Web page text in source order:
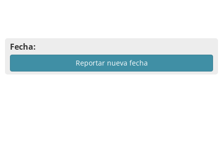
Fecha:
Reportar nueva fecha